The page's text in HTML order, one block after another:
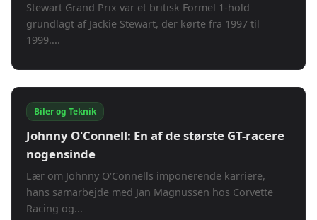
Stewart Grand Prix var et britisk Formel 1-hold
grundlagt af Jackie Stewart, der kørte fra 1997 til
1999....
Biler og Teknik
Johnny O'Connell: En af de største GT-racere
nogensinde
Lær om Johnny O'Connells imponerende karriere,
hans samarbejde med Jan Magnussen hos Corvette
Racing og...